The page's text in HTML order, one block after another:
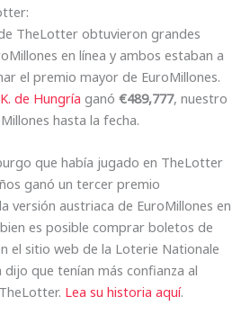
TheLotter obtuvieron grandes
en línea y ambos estaban a
el premio mayor de EuroMillones.
de Hungría ganó €489,777, nuestro
hasta la fecha.
que había jugado en TheLotter
ganó un tercer premio
versión austriaca de EuroMillones en
es posible comprar boletos de
el sitio web de la Loterie Nationale
que tenían más confianza al
Lea su historia aquí.